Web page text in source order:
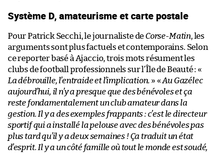
Système D, amateurisme et carte postale
Pour Patrick Secchi, le journaliste de Corse-Matin, les
arguments sont plus factuels et contemporains. Selon
ce reporter basé à Ajaccio, trois mots résument les
clubs de football professionnels sur l’Île de Beauté : «
La débrouille, l’entraide et l’implication. » «Au Gazélec
aujourd’hui, il n’y a presque que des bénévoles et ça
reste fondamentalement un club amateur dans la
gestion. Il y a des exemples frappants : c’est le directeur
sportif qui a installé la pelouse avec des bénévoles pas
plus tard qu’il y a deux semaines ! Ça traduit un état
d’esprit. Il y a un côté famille où tout le monde est soudé,